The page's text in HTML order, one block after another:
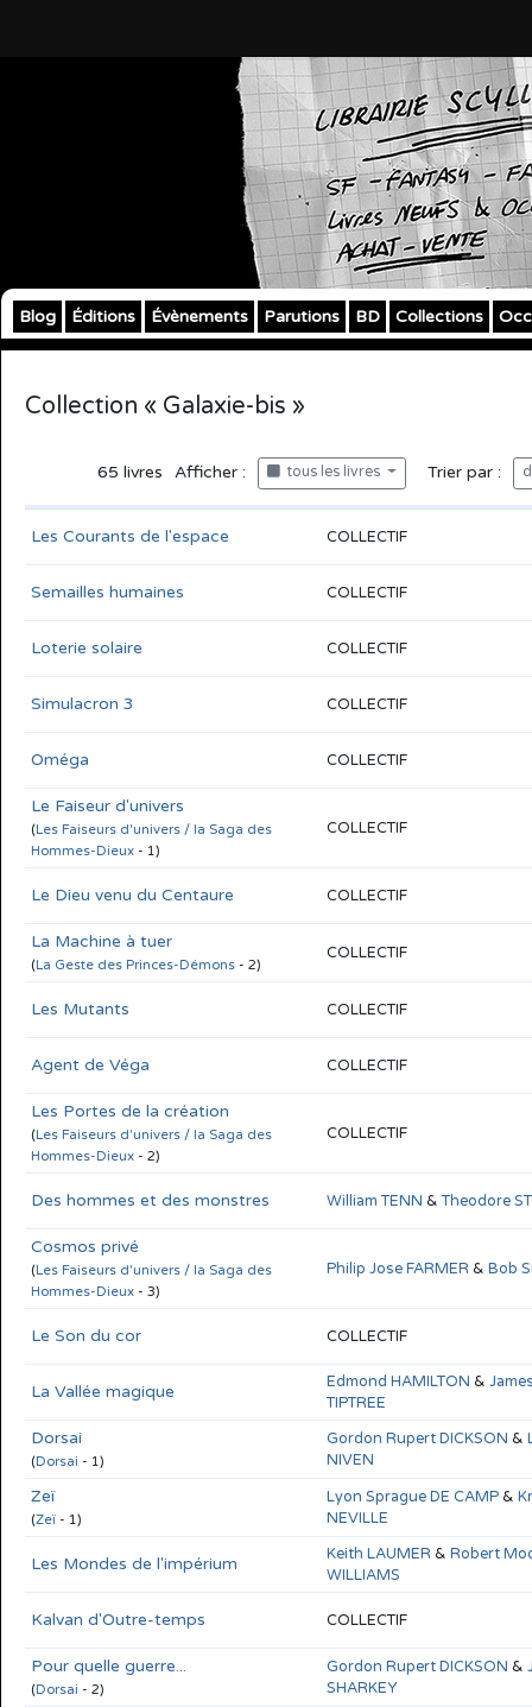
Blog Éditions Évènements Parutions BD Collections
Collection « Galaxie-bis »
65 livres Afficher : tous les livres Trier par :
Les Courants de l'espace COLLECTIF
Semailles humaines COLLECTIF
Loterie solaire COLLECTIF
Simulacron 3 COLLECTIF
Oméga COLLECTIF
Le Faiseur d'univers
(Les Faiseurs d'univers / la Saga des
Hommes-Dieux - 1)
COLLECTIF
Le Dieu venu du Centaure COLLECTIF
La Machine à tuer
(La Geste des Princes-Démons - 2)
COLLECTIF
Les Mutants COLLECTIF
Agent de Véga COLLECTIF
Les Portes de la création
(Les Faiseurs d'univers / la Saga des
Hommes-Dieux - 2)
COLLECTIF
Des hommes et des monstres William TENN &Theodore
Cosmos privé
(Les Faiseurs d'univers / la Saga des
Hommes-Dieux - 3)
Philip Jose FARMER & Bob
Le Son du cor COLLECTIF
La Vallée magique Edmond HAMILTON &
TIPTREE
Dorsai
(Dorsai - 1)
Gordon Rupert DICKSON &
NIVEN
Zeï
(Zeï - 1)
Lyon Sprague DE CAMP&
NEVILLE
Les Mondes de l'impérium Keith LAUMER & Robert
WILLIAMS
Kalvan d'Outre-temps COLLECTIF
Pour quelle guerre...
(Dorsai - 2)
Gordon Rupert DICKSON &
SHARKEY